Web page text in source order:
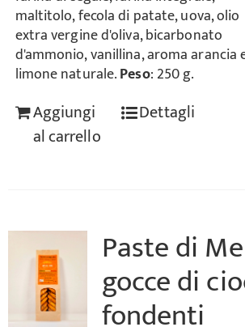
maltitolo, fecola di patate, uova, olio
extra vergine d'oliva, bicarbonato
d'ammonio, vanillina, aroma arancia
limone naturale.Peso: 250 g.
Aggiungi
al carrello
Dettagli
Paste di
gocce di
fondenti